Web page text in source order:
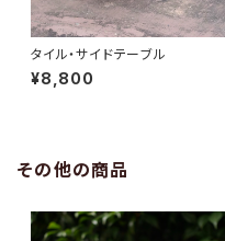
タイル・サイドテーブル
¥8,800
その他の商品